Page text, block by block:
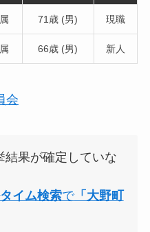
71歳 (男) 現職
66歳 (男) 新人
会
結果が確定していな
イム検索で「大野町